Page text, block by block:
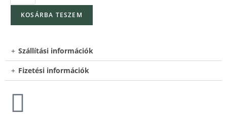
KOSÁRBA TESZEM
Szállítási információk
Fizetési információk